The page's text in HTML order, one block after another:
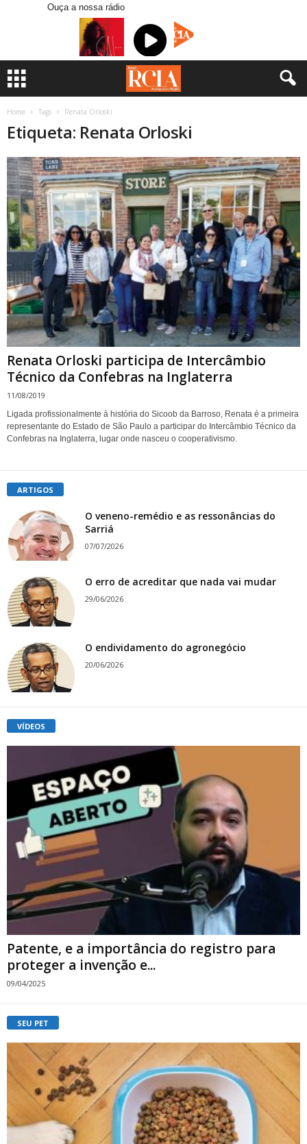
Ouça a nossa rádio
Home Tags Renata Orloski
Etiqueta: Renata Orloski
Renata Orloski participa de Intercâmbio
Técnico da Confebras na Inglaterra
11/08/2019
Ligada profissionalmente à história do Sicoob da Barroso, Renata é a primeira
representante do Estado de São Paulo a participar do Intercâmbio Técnico da
Confebras na Inglaterra, lugar onde nasceu o cooperativismo.
ARTIGOS
O veneno-remédio e as ressonâncias do
Sarriá
07/07/2026
O erro de acreditar que nada vai mudar
29/06/2026
O endividamento do agronegócio
20/06/2026
VÍDEOS
Patente, e a importância do registro para
proteger a invenção e...
09/04/2025
SEU PET